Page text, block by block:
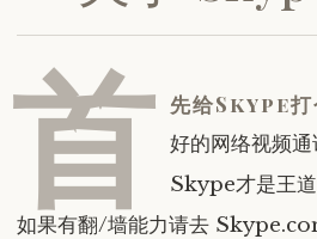
首 先给Skype打
好的网络视频
Skype才是王道
如果有翻/墙能力请去